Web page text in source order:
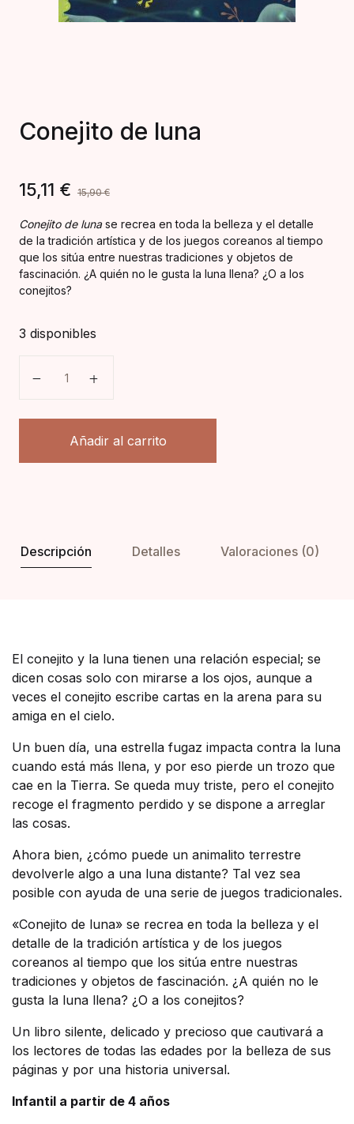
Conejito de luna
15,11 € 15,90€
Conejito de lunase recrea en toda la belleza y el detalle
de la tradición artística y de los juegos coreanos al tiempo
que los sitúa entre nuestras tradiciones y objetos de
fascinación. ¿A quién no le gusta la luna llena? ¿O a los
conejitos?
3 disponibles
Añadir al carrito
Descripción Detalles Valoraciones (0)
El conejito y la luna tienen una relación especial; se
dicen cosas solo con mirarse a los ojos, aunque a
veces el conejito escribe cartas en la arena para su
amiga en el cielo.
Un buen día, una estrella fugaz impacta contra la luna
cuando está más llena, y por eso pierde un trozo que
cae en la Tierra. Se queda muy triste, pero el conejito
recoge el fragmento perdido y se dispone a arreglar
las cosas.
Ahora bien, ¿cómo puede un animalito terrestre
devolverle algo a una luna distante? Tal vez sea
posible con ayuda de una serie de juegos tradicionales.
«Conejito de luna» se recrea en toda la belleza y el
detalle de la tradición artística y de los juegos
coreanos al tiempo que los sitúa entre nuestras
tradiciones y objetos de fascinación. ¿A quién no le
gusta la luna llena? ¿O a los conejitos?
Un libro silente, delicado y precioso que cautivará a
los lectores de todas las edades por la belleza de sus
páginas y por una historia universal.
Infantil a partir de 4 años